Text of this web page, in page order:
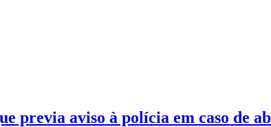
previa aviso à polícia em caso de